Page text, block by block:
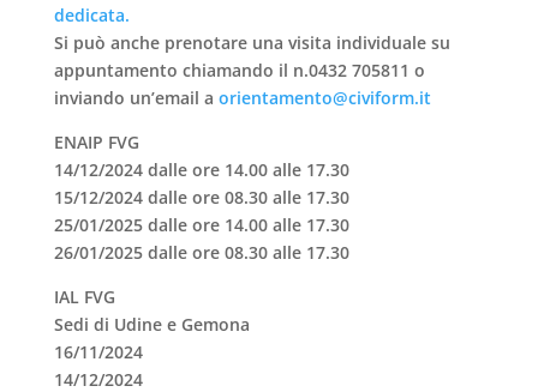
dedicata.
Si può anche prenotare una visita individuale su
appuntamento chiamando il n.0432 705811 o
inviando un’email a orientamento@civiform.it
ENAIP FVG
14/12/2024 dalle ore 14.00 alle 17.30
15/12/2024 dalle ore 08.30 alle 17.30
25/01/2025 dalle ore 14.00 alle 17.30
26/01/2025 dalle ore 08.30 alle 17.30
IAL FVG
Sedi di Udine e Gemona
16/11/2024
14/12/2024